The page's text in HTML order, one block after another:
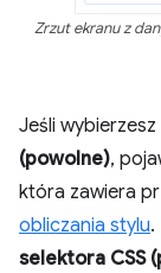
Zrzut ekranu z
Jeśli
(powolne),
która zawiera
obliczania stylu.
selektora CSS